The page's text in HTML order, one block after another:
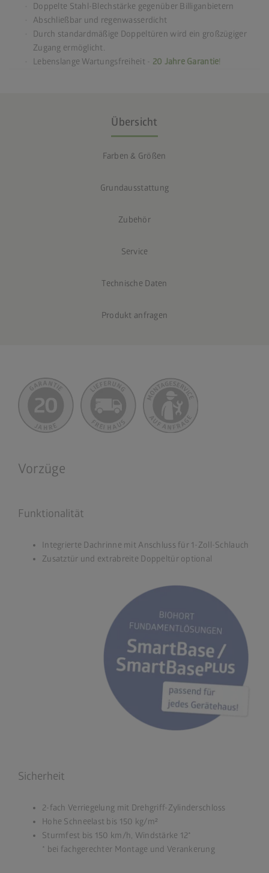
Doppelte Stahl-Blechstärke gegenüber Billiganbietern
Abschließbar und regenwasserdicht
Durch standardmäßige Doppeltüren wird ein großzügiger
Zugang ermöglicht.
Lebenslange Wartungsfreiheit - 20 Jahre Garantie!
Übersicht
Farben & Größen
Grundausstattung
Zubehör
Service
Technische Daten
Produkt anfragen
Vorzüge
Funktionalität
Integrierte Dachrinne mit Anschluss für 1-Zoll-Schlauch
Zusatztür und extrabreite Doppeltür optional
Sicherheit
2-fach Verriegelung mit Drehgriff-Zylinderschloss
Hohe Schneelast bis 150 kg/m²
Sturmfest bis 150 km/h, Windstärke 12*
* bei fachgerechter Montage und Verankerung